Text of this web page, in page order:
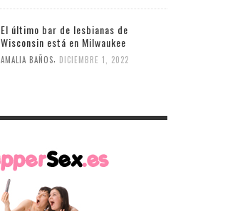
El último bar de lesbianas de
Wisconsin está en Milwaukee
AMALIA BAÑOS DICIEMBRE 1, 2022